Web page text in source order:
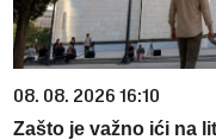
08. 08. 2026 16:10
Zašto je važno ići na